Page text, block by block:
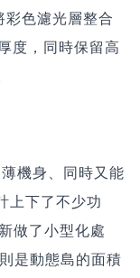
色濾光層整合
度，同時保留高
機身、同時又能
上下了不少功
做了小型化處
是動態島的面積